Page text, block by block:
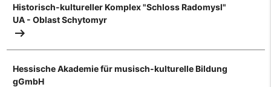
Historisch-kultureller Komplex "Schloss Radomysl"
UA - Oblast Schytomyr
arrow_right_alt
Hessische Akademie für musisch-kulturelle Bildung
gGmbH